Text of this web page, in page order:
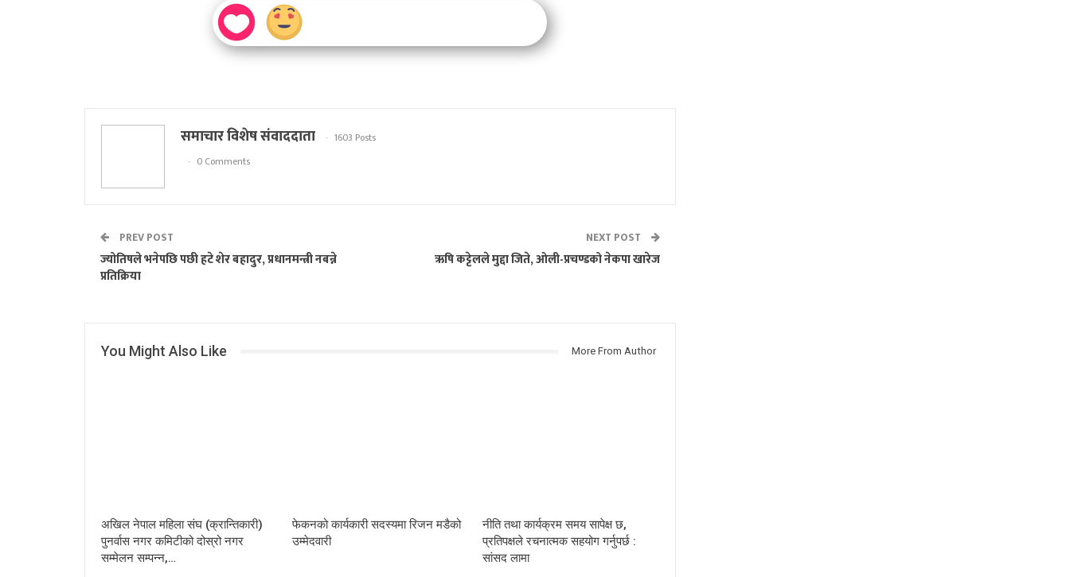
समाचार विशेष संवाददाता
1603 Posts
0 Comments
PREV POST
ज्योतिषले भनेपछि पछी हटे शेर बहादुर, प्रधानमन्त्री नबन्ने
प्रतिक्रिया
NEXT POST
ऋषि कट्टेलले मुद्दा जिते, ओली-प्रचण्डको नेकपा खारेज
You Might Also Like More From Author
अखिल नेपाल महिला संघ (क्रान्तिकारी)
पुनर्वास नगर कमिटीको दोस्रो नगर
सम्मेलन सम्पन्न,…
फेकनको कार्यकारी सदस्यमा रिजन मडैको
उम्मेदवारी
नीति तथा कार्यक्रम समय सापेक्ष छ,
प्रतिपक्षले रचनात्मक सहयोग गर्नुपर्छ :
सांसद लामा